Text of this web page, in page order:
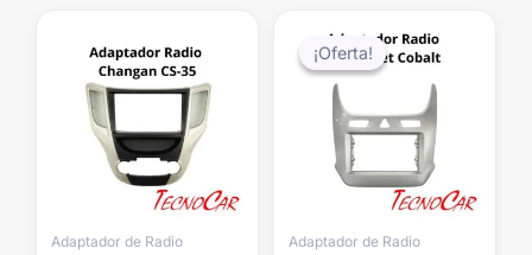
Adaptador de Radio
¡Oferta!
¡Oferta!
Adaptador de Radio
precio
original
$48.000.